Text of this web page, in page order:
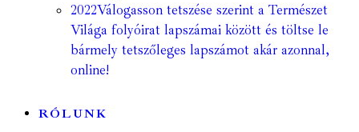
2022Válogasson tetszése szerint a Természet
Világa folyóirat lapszámai között és töltse le
bármely tetszőleges lapszámot akár azonnal,
online!
RÓLUNK